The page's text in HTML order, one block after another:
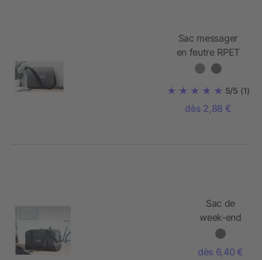
Sac messager
en feutre RPET
5/5 (1)
dès 2,88 €
Sac de
week-end
en feutre
dès 6,40 €